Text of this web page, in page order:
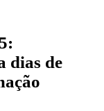
dias de